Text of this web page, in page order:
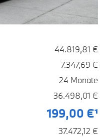
44.819,81 €
7.347,69 €
24 Monate
36.498,01 €
199,00 €¹
37.472,12 €